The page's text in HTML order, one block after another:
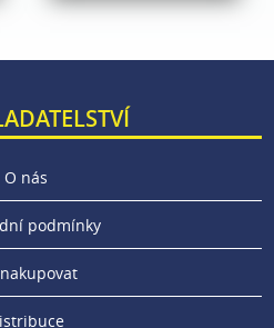
O nás
podmínky
nakupovat